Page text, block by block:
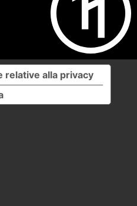
relative alla privacy